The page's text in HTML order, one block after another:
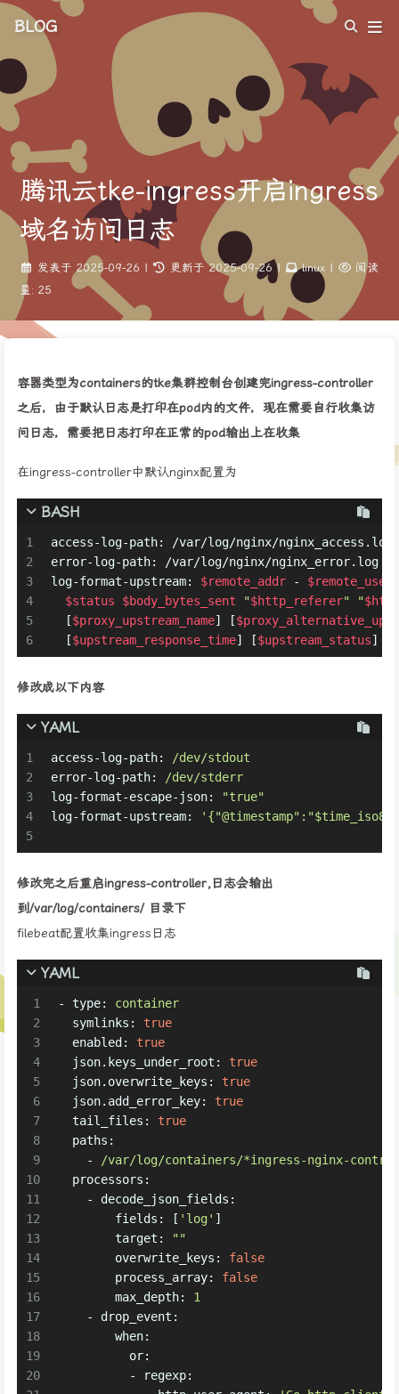
BLOG
腾讯云tke-ingress开启ingress
域名访问日志
发表于 2025-09-26 | 更新于 2025-09-26 | linux |
阅读
量: 25
容器类型为containers的tke集群控制台创建完ingress-controller
之后，由于默认日志是打印在pod内的文件，现在需要自行收集访
问日志，需要把日志打印在正常的pod输出上在收集
在ingress-controller中默认nginx配置为
BASH
1
2
3
4
5
6
access-log-path: /var/log/nginx/nginx_access.log
error-log-path: /var/log/nginx/nginx_error.log
log-format-upstream: $remote_addr - $remote_user
$status
$body_bytes_sent "$http_referer" "
  [
$proxy_upstream_name] [
  [
$upstream_response_time] [$upstream_status]
修改成以下内容
YAML
1
2
3
4
5
access-log-path:
/dev/stdout
error-log-path:
/dev/stderr
log-format-escape-json:
"true"
log-format-upstream:
修改完之后重启ingress-controller,日志会输出
到/var/log/containers/ 目录下
filebeat配置收集ingress日志
YAML
1
2
3
4
5
6
7
8
9
10
11
12
13
14
15
16
17
18
19
20
- type:
container
symlinks:
true
enabled:
true
json.keys_under_root:
true
json.overwrite_keys:
true
json.add_error_key:
true
tail_files:
true
paths:
-
/var/log/containers/*ingress-nginx-
processors:
-
decode_json_fields:
fields:
[ 'log' ]
target:
""
overwrite_keys:
false
process_array:
false
max_depth:
1
-
drop_event:
when:
or:
-
regexp: